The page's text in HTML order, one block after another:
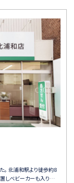
。 北浦和駅より徒歩約8
しベビーカーも入り…